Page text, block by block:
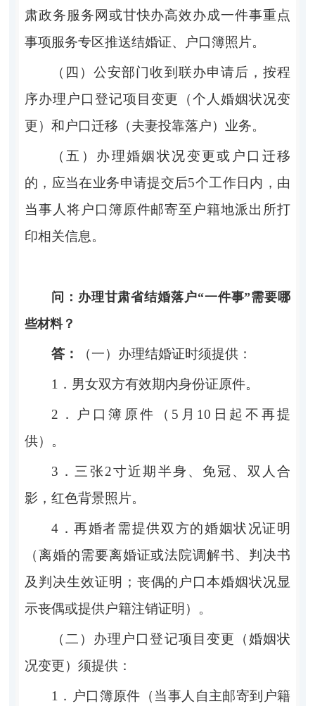
肃政务服务网或甘快办高效办成一件事重点
事项服务专区推送结婚证、户口簿照片。
（四）公安部门收到联办申请后，按程
序办理户口登记项目变更（个人婚姻状况变
更）和户口迁移（夫妻投靠落户）业务。
（五）办理婚姻状况变更或户口迁移
的，应当在业务申请提交后5个工作日内，由
当事人将户口簿原件邮寄至户籍地派出所打
印相关信息。
问 ： 办理甘肃省结婚落户“一件事”需要哪
些材料？
答： （一）办理结婚证时须提供：
1．男女双方有效期内身份证原件。
2．户口簿原件（5月10日起不再提
供）。
3．三张2寸近期半身、免冠、双人合
影，红色背景照 片。
4．再婚者需提供双方的婚姻状况证明
（离婚的需要离婚证或法院调解书、判决书
及判决生效证明；丧偶的户口本婚姻状况显
示丧偶或提供户籍注销证明）。
（二）办理户口登记项目变更（婚姻状
况变更）须提供：
1．户口簿原件（当事人自主邮寄到户籍